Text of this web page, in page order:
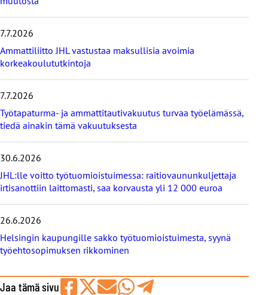
ä
t
u
t
i
s
e
t
7.7.2026
Ammattiliitto JHL vastustaa maksullisia avoimia
korkeakoulututkintoja
7.7.2026
Työtapaturma- ja ammattitautivakuutus turvaa työelämässä,
tiedä ainakin tämä vakuutuksesta
30.6.2026
JHL:lle voitto työtuomioistuimessa: raitiovaununkuljettaja
irtisanottiin laittomasti, saa korvausta yli 12 000 euroa
26.6.2026
Helsingin kaupungille sakko työtuomioistuimesta, syynä
työehtosopimuksen rikkominen
Jaa tämä sivu